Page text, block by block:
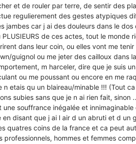
et de rouler par terre, de sentir des
regulierement des gestes atypiques
jambes car j ai des douleurs dans le
de ces actes, tout le monde
dans leur coin, ou elles vont me
guignol ou me jeter des cailloux dans
m harceler, dire que je suis
ou me poussant ou encore en me
n etais qu un blaireau/minable !!! (Tout
subies sans que je n ai rien fait, sinon
souffrance inégalée et
en disant que j ai l air d un abruti et d
quatres coins de la france et ca peut
professionnels, hommes et femmes